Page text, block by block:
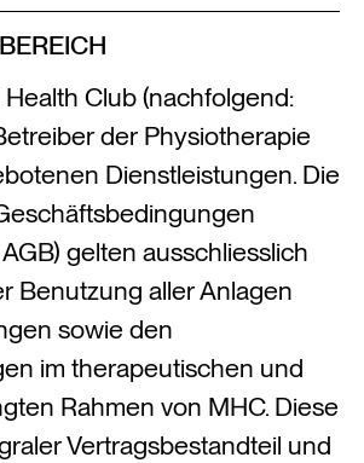
Club (nachfolgend:
der Physiotherapie
Dienstleistungen. Die
gelten ausschliesslich
Benutzung aller Anlagen
sowie den
im therapeutischen und
Rahmen von MHC. Diese
Vertragsbestandteil und